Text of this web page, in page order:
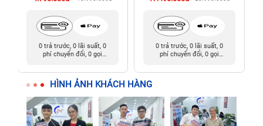
0 trả trước, 0 lãi suất, 0
phí chuyển đổi, 0 gọi
0 trả trước, 0 lãi suất, 0
phí chuyển đổi, 0 gọi
HÌNH ẢNH KHÁCH HÀNG